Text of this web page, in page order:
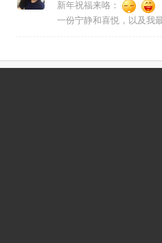
新年祝福来咯：
一份宁静和喜悦，以及我